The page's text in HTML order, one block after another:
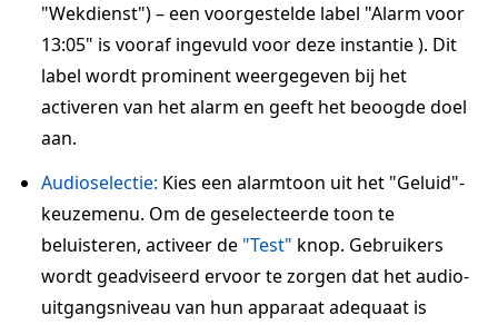
"Wekdienst") – een voorgestelde label "Alarm voor
13:05" is vooraf ingevuld voor deze instantie ). Dit
label wordt prominent weergegeven bij het
activeren van het alarm en geeft het beoogde doel
aan.
Audioselectie: Kies een alarmtoon uit het "Geluid"-
keuzemenu. Om de geselecteerde toon te
beluisteren, activeer de "Test" knop. Gebruikers
wordt geadviseerd ervoor te zorgen dat het audio-
uitgangsniveau van hun apparaat adequaat is